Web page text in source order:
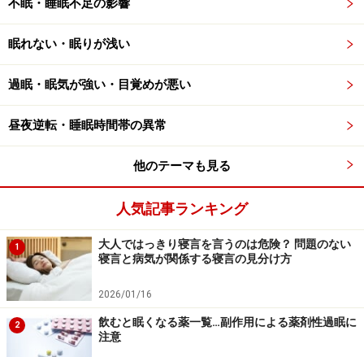
で、地球の１日である24時間よりも少し長めです。
そのため、睡眠と覚醒のリズムは遅れる方向になりやす
く、早める方向にはなりにくい性質があります。つま
り、人間はもともと、夜更かしの朝寝坊にはなりやすい
は、思春期から青年期に発症すること
高校生を対象とした調査では0.4％、15～59歳の一般市
民を対象とした調査で0.13％と、報告されています。
また、アメリカでは、睡眠障害のクリニックを訪れた人
の約１割が、この病気と診断されています。
不眠・睡眠不足の影響
眠れない・眠りが浅い
過眠・眠気が強い・目覚めが悪い
昼夜逆転・睡眠時間帯の異常
他のテーマも見る
人気記事ランキング
1
大人ではっきり寝言を言うのは危険？ 問題のない
寝言と病気が関係する寝言の見分け方
2026/01/16
2
飲むと眠くなる薬一覧…副作用による薬剤性過眠に
注意